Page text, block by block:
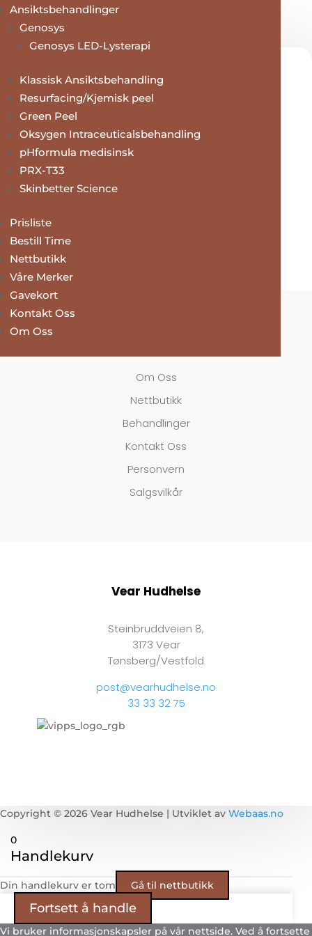
Ansiktsbehandlinger
Genosys
Genosys LED-Lysterapi
Klassisk Ansiktsbehandling
Resurfacing/Kjemisk peel
Green Peel
Oksygen Intraceuticalsbehandling
pHformula medisinsk
PRX-T33
Skinbetter Science
Prisliste
Bestill Time
Nettbutikk
Våre Merker
Gavekort
Kontakt Oss
Om Oss
Kjøp Gavekort her
Åpningstider
Man:Stengt
Tirs:
Timer utover åpningstid etter avtale!
Om Oss
Nettbutikk
Behandlinger
Kontakt Oss
Personvern
Salgsvilkår
Vear Hudhelse
Steinbruddveien 8,
3173 Vear
Tønsberg/Vestfold
post@vearhudhelse.no
33 33 32 75
Copyright © 2026 Vear Hudhelse | Utviklet av Webaas.no
0
Handlekurv
Din handlekurv er tom Gå til nettbutikk
Fortsett å handle
Vi bruker informasjonskapsler på vår nettside. Ved å fortsette